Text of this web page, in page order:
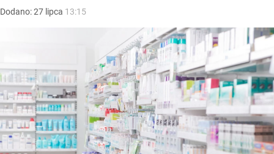
Dodano:27 lipca 13:15